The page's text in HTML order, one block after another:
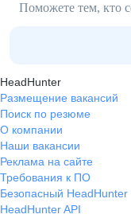
Поможете тем, кто
HeadHunter
Размещение вакансий
Поиск по резюме
О компании
Наши вакансии
Реклама на сайте
Требования к ПО
Безопасный HeadHunter
HeadHunter API